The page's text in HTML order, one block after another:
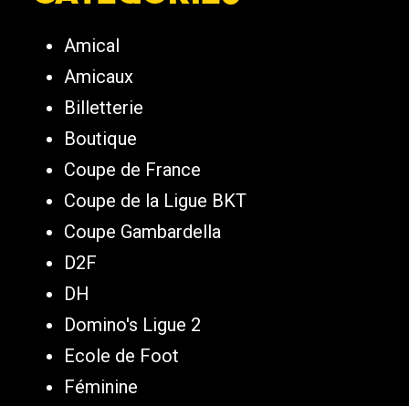
Amical
Amicaux
Billetterie
Boutique
Coupe de France
Coupe de la Ligue BKT
Coupe Gambardella
D2F
DH
Domino's Ligue 2
Ecole de Foot
Féminine